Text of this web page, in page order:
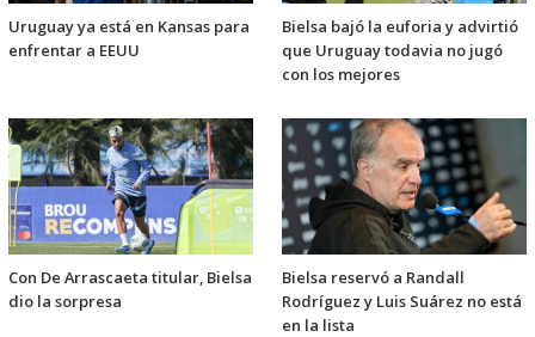
Uruguay ya está en Kansas para
enfrentar a EEUU
Bielsa bajó la euforia y advirtió
que Uruguay todavia no jugó
con los mejores
Con De Arrascaeta titular, Bielsa
dio la sorpresa
Bielsa reservó a Randall
Rodríguez y Luis Suárez no está
en la lista